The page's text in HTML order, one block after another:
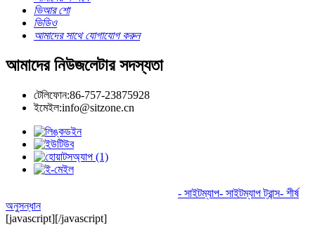
ভিআর শো
ভিডিও
আমাদের সাথে যোগাযোগ করুন
আমাদের নিউজলেটার সদস্যতা
টেলিফোন:86-757-23875928
ইমেইল:info@sitzone.cn
- সাইটম্যাপ- সাইটম্যাপ ট্রান্স- শীর্ষ
অনুসন্ধান
[javascript][/javascript]